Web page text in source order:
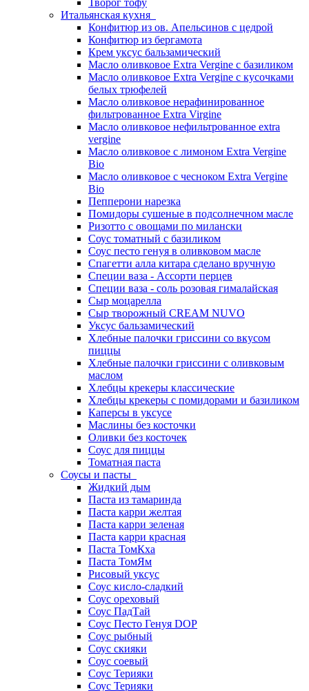
Творог тофу
Итальянская кухня
Конфитюр из ов. Апельсинов с цедрой
Конфитюр из бергамота
Крем уксус бальзамический
Масло оливковое Extra Vergine с базиликом
Масло оливковое Extra Vergine с кусочками
белых трюфелей
Масло оливковое нерафинированное
фильтрованное Extra Virgine
Масло оливковое нефильтрованное extra
vergine
Масло оливковое с лимоном Extra Vergine
Bio
Масло оливковое с чесноком Extra Vergine
Bio
Пепперони нарезка
Помидоры сушеные в подсолнечном масле
Ризотто с овощами по милански
Соус томатный с базиликом
Соус песто генуя в оливковом масле
Спагетти алла китара сделано вручную
Специи ваза - Ассорти перцев
Специи ваза - соль розовая гималайская
Сыр моцарелла
Сыр творожный CREАM NUVO
Уксус бальзамический
Хлебные палочки гриссини со вкусом
пиццы
Хлебные палочки гриссини с оливковым
маслом
Хлебцы крекеры классические
Хлебцы крекеры с помидорами и базиликом
Каперсы в уксусе
Маслины без косточки
Оливки без косточек
Соус для пиццы
Томатная паста
Соусы и пасты
Жидкий дым
Паста из тамаринда
Паста карри желтая
Паста карри зеленая
Паста карри красная
Паста ТомКха
Паста ТомЯм
Рисовый уксус
Соус кисло-сладкий
Соус ореховый
Соус ПадТай
Соус Песто Генуя DOP
Соус рыбный
Соус скияки
Соус соевый
Соус Терияки
Соус Терияки